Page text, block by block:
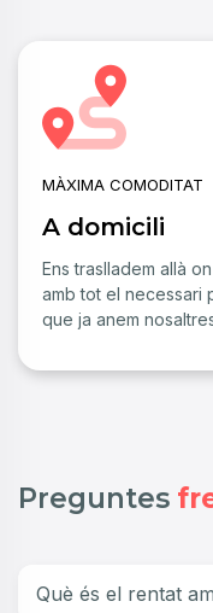
MÀXIMA COMODITAT
A domicili
Ens traslladem allà
amb tot el necessari
que ja anem
Preguntes
Què és el rentat